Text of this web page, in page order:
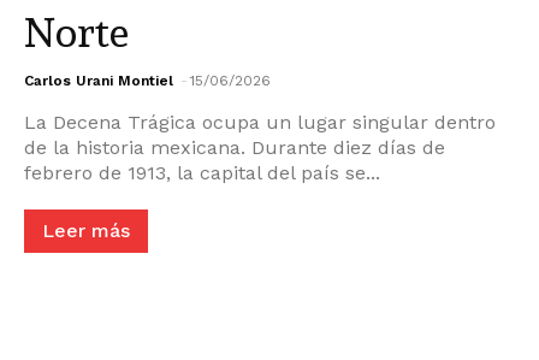
Norte
Carlos Urani Montiel - 15/06/2026
La Decena Trágica ocupa un lugar singular dentro
de la historia mexicana. Durante diez días de
febrero de 1913, la capital del país se...
Leer más